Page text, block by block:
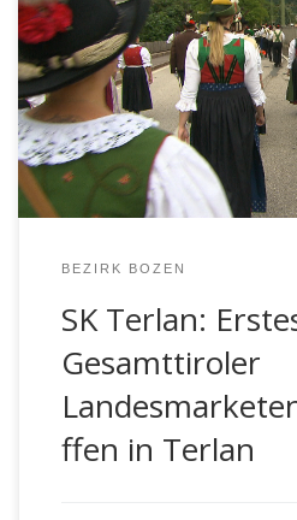
(http://
stand heuer ganz im Zeichen
Trotz unstabiler
300 Marketenderinnen aus den
Terlan ein, um das erste
Marketenderinnentreffen zu
[…]
BEZIRK BOZEN
SK Terlan:
Gesamttiroler
ffen in Terlan